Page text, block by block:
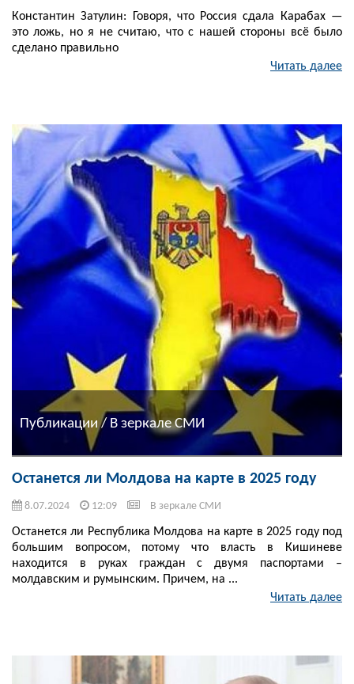
Константин Затулин: Говоря, что Россия сдала Карабах —
это ложь, но я не считаю, что с нашей стороны всё было
сделано правильно
Читать далее
Публикации / В зеркале СМИ
Останется ли Молдова на карте в 2025 году
8.07.2024 12:09 В зеркале СМИ
Останется ли Республика Молдова на карте в 2025 году под
большим вопросом, потому что власть в Кишиневе
находится в руках граждан с двумя паспортами –
молдавским и румынским. Причем, на ...
Читать далее